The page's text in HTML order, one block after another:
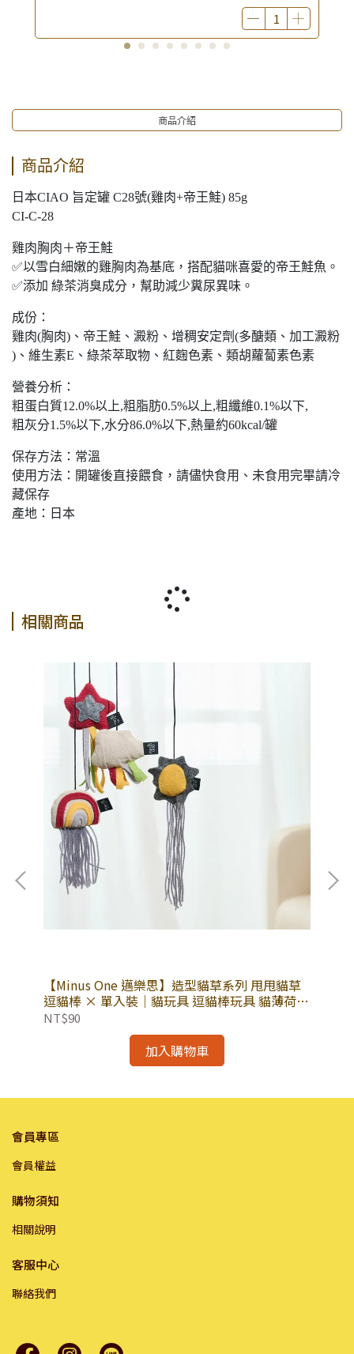
商品介紹
商品介紹
日本CIAO 旨定罐 C28號(雞肉+帝王鮭) 85g
CI-C-28
雞肉胸肉＋帝王鮭
✅以雪白細嫩的雞胸肉為基底，搭配貓咪喜愛的帝王鮭魚。
✅添加 綠茶消臭成分，幫助減少糞尿異味。
成份：
雞肉(胸肉)、帝王鮭、澱粉、增稠安定劑(多醣類、加工澱粉
)、維生素E、綠茶萃取物、紅麴色素、類胡蘿蔔素色素
營養分析：
粗蛋白質12.0%以上,粗脂肪0.5%以上,粗纖維0.1%以下,
粗灰分1.5%以下,水分86.0%以下,熱量約60kcal/罐
保存方法：常溫
使用方法：開罐後直接餵食，請儘快食用、未食用完畢請冷
藏保存
產地：日本
相關商品
【Minus One 邁樂思】造型貓草系列 甩甩貓草
逗貓棒 × 單入裝｜貓玩具 逗貓棒玩具 貓薄荷
寵物貓玩具｜造型貓草系列
NT$90
加入購物車
會員專區
會員權益
購物須知
相關說明
客服中心
聯絡我們